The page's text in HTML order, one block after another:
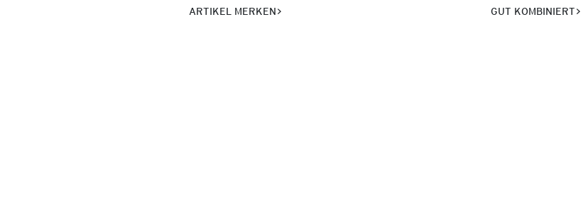
ARTIKEL MERKEN GUT KOMBINIERT